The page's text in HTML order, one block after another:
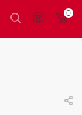
0